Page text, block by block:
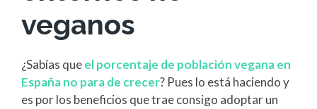
veganos
¿Sabías queel porcentaje de población vegana en
España no para de crecer? Pues lo está haciendo y
es por los beneficios que trae consigo adoptar un